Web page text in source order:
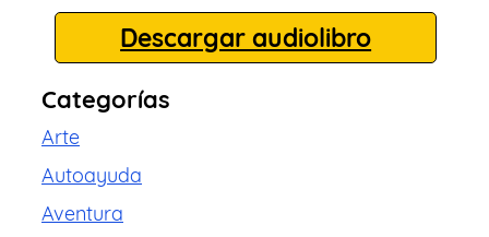
Descargar audiolibro
Categorías
Arte
Autoayuda
Aventura